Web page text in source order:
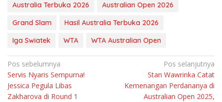
Australia Terbuka 2026
Australian Open 2026
Grand Slam
Hasil Australia Terbuka 2026
Iga Swiatek
WTA WTA Australian Open
Navigasi
pos
Pos sebelumnya
Servis Nyaris Sempurna!
Jessica Pegula Libas
Zakharova di Round 1
Pos selanjutnya
Stan Wawrinka Catat
Kemenangan Perdananya di
Australian Open 2025,